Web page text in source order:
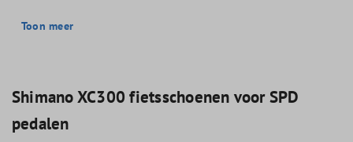
Toon meer
Shimano XC300 fietsschoenen voor SPD
pedalen